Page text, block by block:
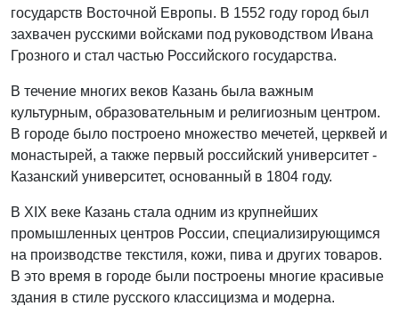
государств Восточной Европы. В 1552 году город был
захвачен русскими войсками под руководством Ивана
Грозного и стал частью Российского государства.
В течение многих веков Казань была важным
культурным, образовательным и религиозным центром.
В городе было построено множество мечетей, церквей и
монастырей, а также первый российский университет -
Казанский университет, основанный в 1804 году.
В XIX веке Казань стала одним из крупнейших
промышленных центров России, специализирующимся
на производстве текстиля, кожи, пива и других товаров.
В это время в городе были построены многие красивые
здания в стиле русского классицизма и модерна.